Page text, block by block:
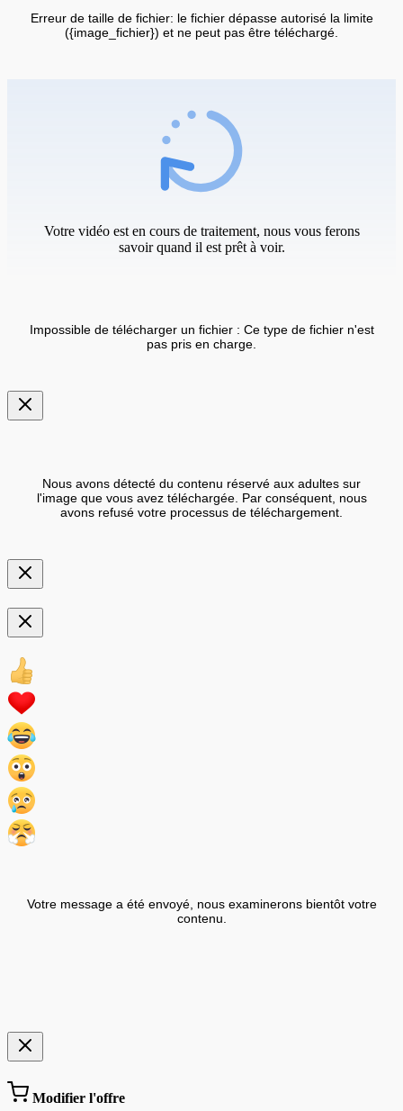
Erreur de taille de fichier: le fichier dépasse autorisé la limite
({image_fichier}) et ne peut pas être téléchargé.
Votre vidéo est en cours de traitement, nous vous ferons
savoir quand il est prêt à voir.
Impossible de télécharger un fichier : Ce type de fichier n'est
pas pris en charge.
Nous avons détecté du contenu réservé aux adultes sur
l'image que vous avez téléchargée. Par conséquent, nous
avons refusé votre processus de téléchargement.
Votre message a été envoyé, nous examinerons bientôt votre
contenu.
Modifier l'offre